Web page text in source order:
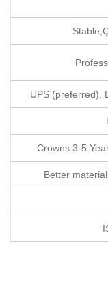
UPS (preferred),
Crowns 3-5
Better